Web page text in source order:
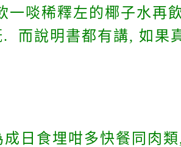
一啖稀釋左的椰子水再
而說明書都有講, 如果
日食埋咁多快餐同肉